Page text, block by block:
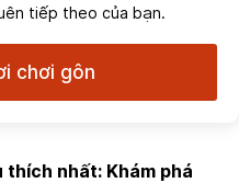
tiếp theo của bạn.
chơi gôn
nhất: Khám phá